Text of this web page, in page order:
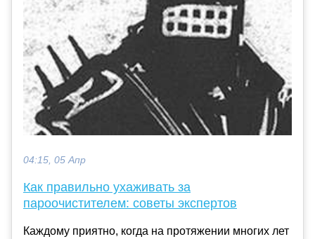
04:15, 05 Апр
Как правильно ухаживать за
пароочистителем: советы экспертов
Каждому приятно, когда на протяжении многих лет